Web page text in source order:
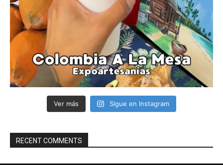
Ver más Sigue en Instagram
RECENT COMMENTS